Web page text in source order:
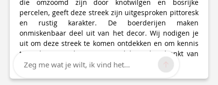
die omzoomd zijn door knotwilgen en bosrijke
percelen, geeft deze streek zijn uitgesproken pittoresk
en rustig karakter. De boerderijen maken
onmiskenbaar deel uit van het decor. Wij nodigen je
uit om deze streek te komen ontdekken en om kennis
te maken met de immense rijkdom, doordrenkt van
folklore, traditie en volksgeloof.
Zeg me wat je wilt, ik vind het...